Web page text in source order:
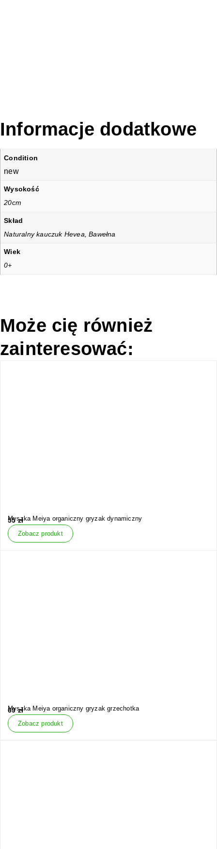
Informacje dodatkowe
Condition
new
Wysokość
20cm
Skład
Naturalny kauczuk Hevea, Bawełna
Wiek
0+
Może cię również
zainteresować:
Myszka Meiya organiczny gryzak dynamiczny
55zł
Zobacz produkt
Myszka Meiya organiczny gryzak grzechotka
69zł
Zobacz produkt